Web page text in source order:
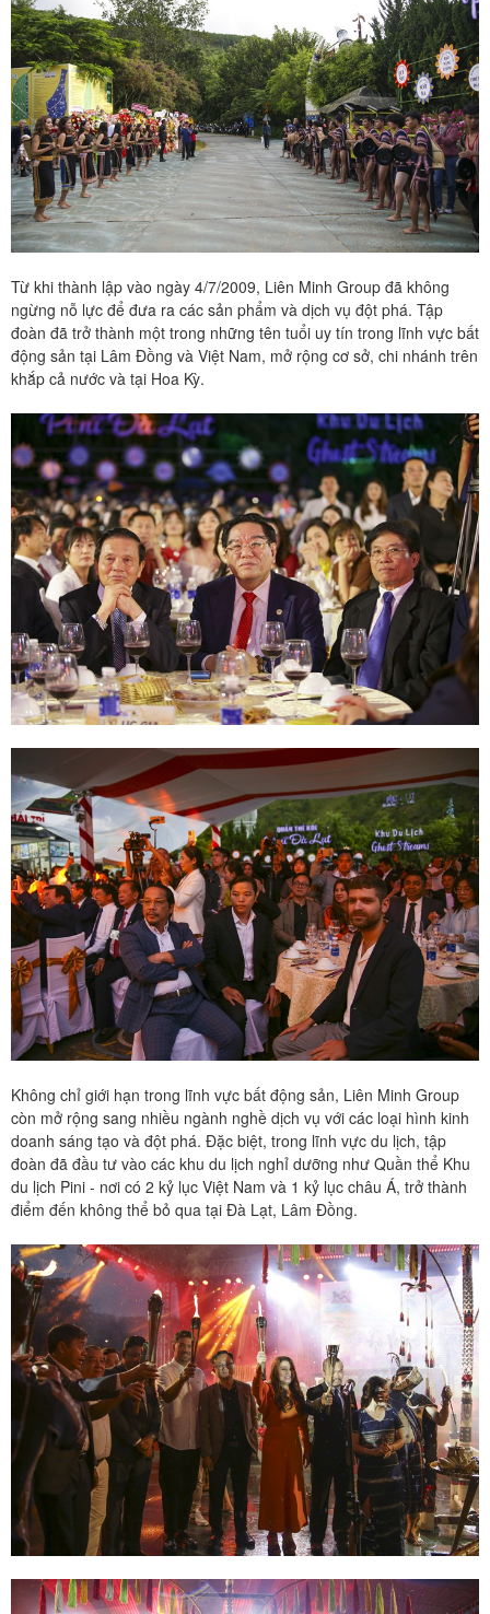
Từ khi thành lập vào ngày 4/7/2009, Liên Minh Group đã không
ngừng nỗ lực để đưa ra các sản phẩm và dịch vụ đột phá. Tập
đoàn đã trở thành một trong những tên tuổi uy tín trong lĩnh vực bất
động sản tại Lâm Đồng và Việt Nam, mở rộng cơ sở, chi nhánh trên
khắp cả nước và tại Hoa Kỳ.
Không chỉ giới hạn trong lĩnh vực bất động sản, Liên Minh Group
còn mở rộng sang nhiều ngành nghề dịch vụ với các loại hình kinh
doanh sáng tạo và đột phá. Đặc biệt, trong lĩnh vực du lịch, tập
đoàn đã đầu tư vào các khu du lịch nghỉ dưỡng như Quần thể Khu
du lịch Pini - nơi có 2 kỷ lục Việt Nam và 1 kỷ lục châu Á, trở thành
điểm đến không thể bỏ qua tại Đà Lạt, Lâm Đồng.